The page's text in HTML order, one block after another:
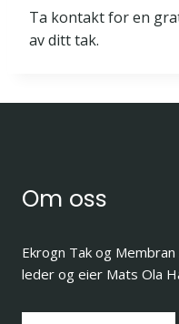
Ta kontakt for en
av ditt tak.
Om oss
Ekrogn Tak og
leder og eier Mats Ola